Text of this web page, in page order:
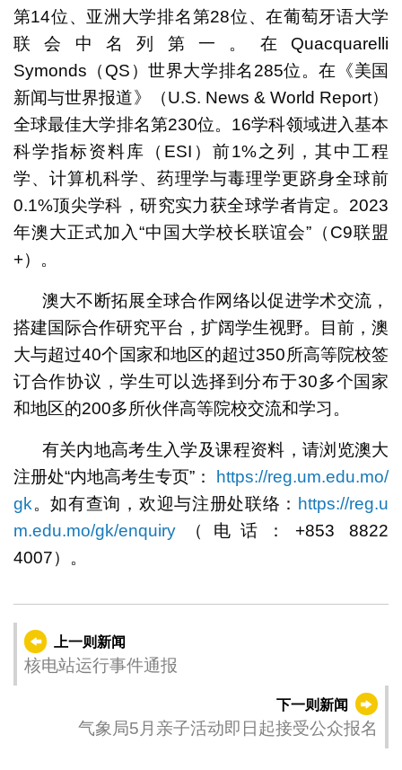
第14位、亚洲大学排名第28位、在葡萄牙语大学
联会中名列第一。在Quacquarelli
Symonds（QS）世界大学排名285位。在《美国
新闻与世界报道》（U.S. News & World Report）
全球最佳大学排名第230位。16学科领域进入基本
科学指标资料库（ESI）前1%之列，其中工程
学、计算机科学、药理学与毒理学更跻身全球前
0.1%顶尖学科，研究实力获全球学者肯定。2023
年澳大正式加入“中国大学校长联谊会”（C9联盟
+）。
澳大不断拓展全球合作网络以促进学术交流，
搭建国际合作研究平台，扩阔学生视野。目前，澳
大与超过40个国家和地区的超过350所高等院校签
订合作协议，学生可以选择到分布于30多个国家
和地区的200多所伙伴高等院校交流和学习。
有关内地高考生入学及课程资料，请浏览澳大
注册处“内地高考生专页”：
https://reg.um.edu.mo/
gk。如有查询，欢迎与注册处联络： https://reg.u
m.edu.mo/gk/enquiry（电话：+853 8822
4007）。
上一则新闻
核电站运行事件通报
下一则新闻
气象局5月亲子活动即日起接受公众报名